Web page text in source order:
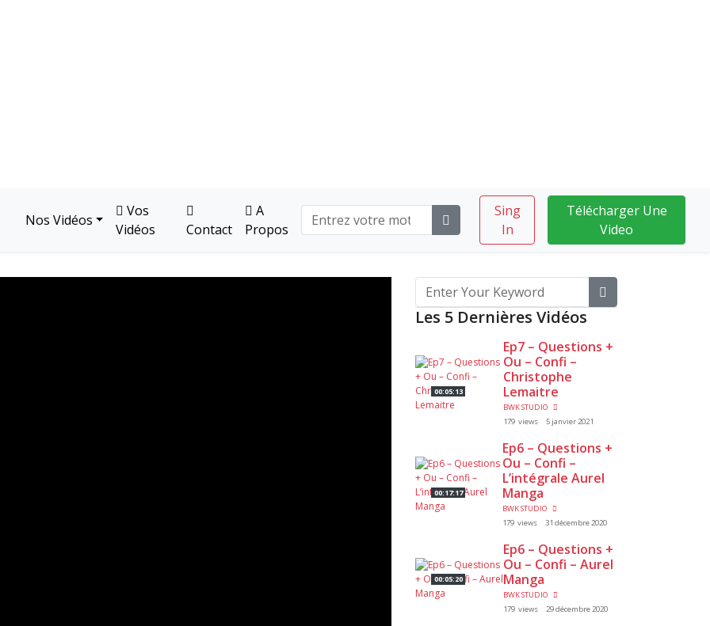
Nos Vidéos
Vos
Vidéos
Contact
A
Propos
Sing
In
Télécharger Une
Video
Les 5 Dernières Vidéos
00:05:13
Ep7 – Questions +
Ou – Confi –
Christophe
Lemaitre
BWK STUDIO
179 views
5 janvier 2021
00:17:17
Ep6 – Questions +
Ou – Confi –
L’intégrale Aurel
Manga
BWK STUDIO
179 views
31 décembre 2020
00:05:20
Ep6 – Questions +
Ou – Confi – Aurel
Manga
BWK STUDIO
179 views
29 décembre 2020